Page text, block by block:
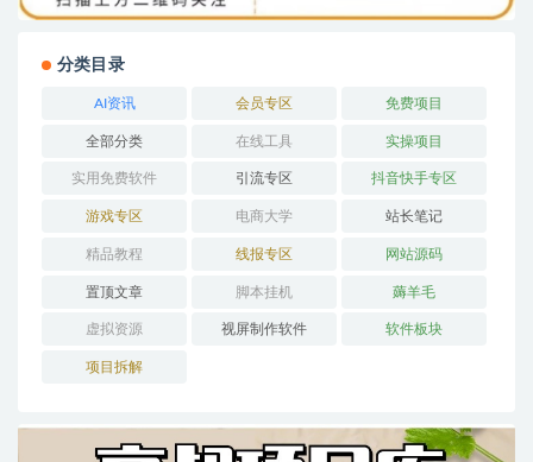
分类目录
AI资讯 会员专区 免费项目
全部分类 在线工具 实操项目
实用免费软件 引流专区 抖音快手专区
游戏专区 电商大学 站长笔记
精品教程 线报专区 网站源码
置顶文章 脚本挂机 薅羊毛
虚拟资源 视屏制作软件 软件板块
项目拆解